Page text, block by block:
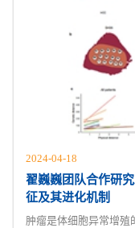
2024-04-18
翟巍巍团队合作研
征及其进化机制
肿瘤是体细胞异常增殖